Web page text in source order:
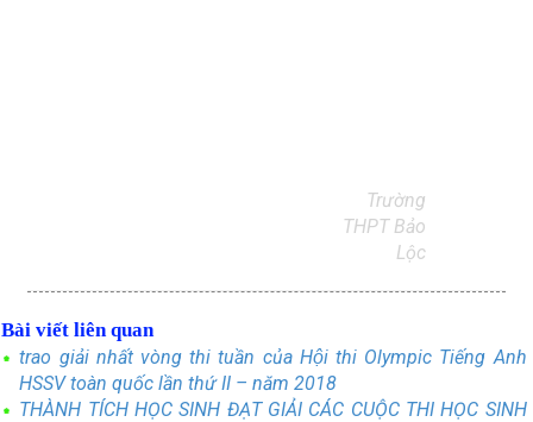
Trường
THPT Bảo
Lộc
Bài viết liên quan
trao giải nhất vòng thi tuần của Hội thi Olympic Tiếng Anh
HSSV toàn quốc lần thứ II – năm 2018
THÀNH TÍCH HỌC SINH ĐẠT GIẢI CÁC CUỘC THI HỌC SINH